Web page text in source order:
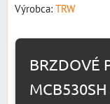
Výrobca: TRW
BRZDOVÉ